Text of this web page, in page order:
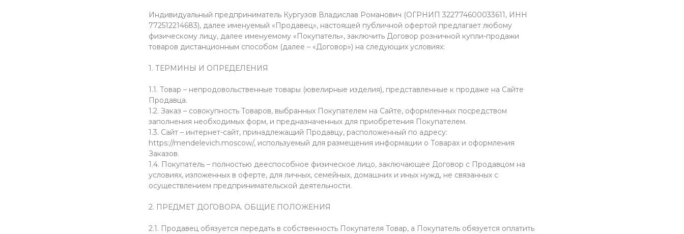
Индивидуальный предприниматель Кургузов Владислав Романович (ОГРНИП 322774600033611, ИНН
772512214683), далее именуемый «Продавец», настоящей публичной офертой предлагает любому
физическому лицу, далее именуемому «Покупатель», заключить Договор розничной купли-продажи
товаров дистанционным способом (далее – «Договор») на следующих условиях:
1. ТЕРМИНЫ И ОПРЕДЕЛЕНИЯ
1.1. Товар – непродовольственные товары (ювелирные изделия), представленные к продаже на Сайте
Продавца.
1.2. Заказ – совокупность Товаров, выбранных Покупателем на Сайте, оформленных посредством
заполнения необходимых форм, и предназначенных для приобретения Покупателем.
1.3. Сайт – интернет-сайт, принадлежащий Продавцу, расположенный по адресу:
https://mendelevich.moscow/, используемый для размещения информации о Товарах и оформления
Заказов.
1.4. Покупатель – полностью дееспособное физическое лицо, заключающее Договор с Продавцом на
условиях, изложенных в оферте, для личных, семейных, домашних и иных нужд, не связанных с
осуществлением предпринимательской деятельности.
2. ПРЕДМЕТ ДОГОВОРА. ОБЩИЕ ПОЛОЖЕНИЯ
2.1. Продавец обязуется передать в собственность Покупателя Товар, а Покупатель обязуется оплатить